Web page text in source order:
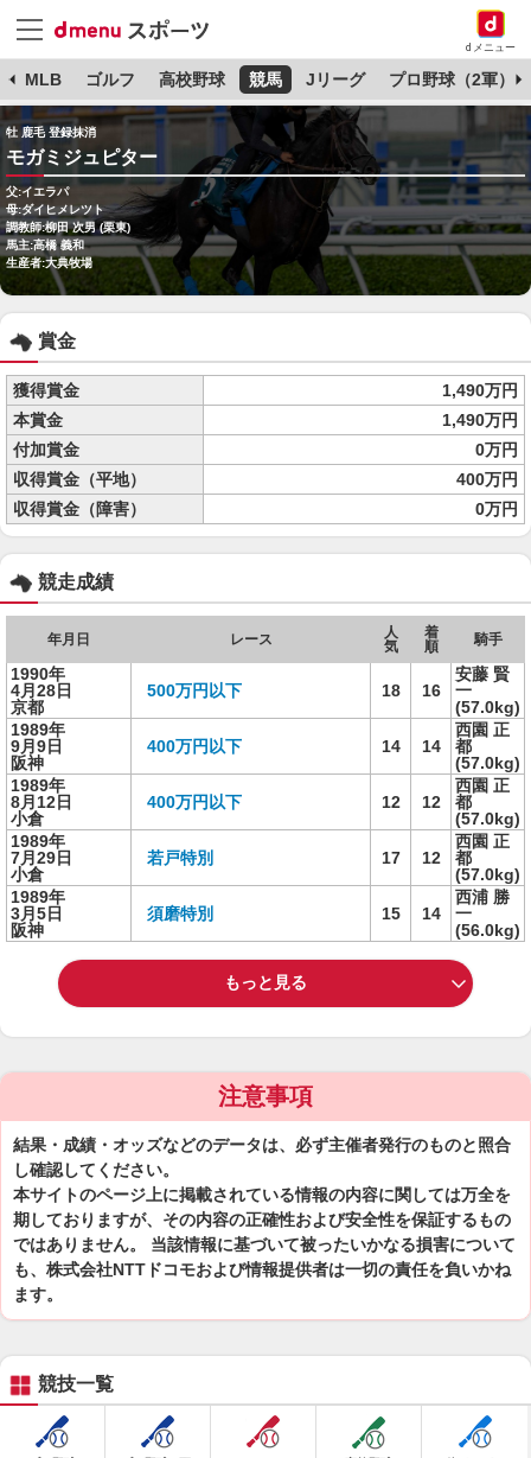
dメニュー
MLB ゴルフ 高校野球 競馬 Jリーグ プロ野球（2軍）
牡 鹿毛 登録抹消
モガミジュピター
父:イエラパ
母:ダイヒメレツト
調教師:柳田 次男 (栗東)
馬主:高橋 義和
生産者:大典牧場
賞金
獲得賞金
1,490万円
本賞金
1,490万円
付加賞金
0万円
収得賞金（平地）
400万円
収得賞金（障害）
0万円
競走成績
年月日 レース
人
気
着
順
騎手
1990年
4月28日
京都
500万円以下 18 16
安藤 賢
一
(57.0kg)
1989年
9月9日
阪神
400万円以下 14 14
西園 正
都
(57.0kg)
1989年
8月12日
小倉
400万円以下 12 12
西園 正
都
(57.0kg)
1989年
7月29日
小倉
若戸特別 17 12
西園 正
都
(57.0kg)
1989年
3月5日
阪神
須磨特別 15 14
西浦 勝
一
(56.0kg)
もっと見る
注意事項
結果・成績・オッズなどのデータは、必ず主催者発行のものと照合
し確認してください。
本サイトのページ上に掲載されている情報の内容に関しては万全を
期しておりますが、その内容の正確性および安全性を保証するもの
ではありません。 当該情報に基づいて被ったいかなる損害について
も、株式会社NTTドコモおよび情報提供者は一切の責任を負いかね
ます。
競技一覧